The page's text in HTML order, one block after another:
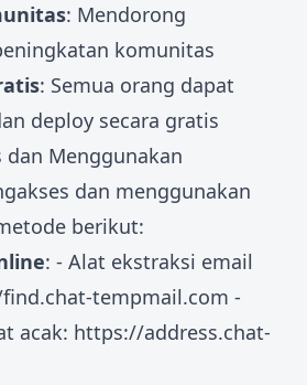
: Mendorong
komunitas
: Semua orang dapat
deploy secara gratis
dan Menggunakan
dan menggunakan
berikut:
: - Alat ekstraksi email
tempmail.com -
acak: https://address.chat-